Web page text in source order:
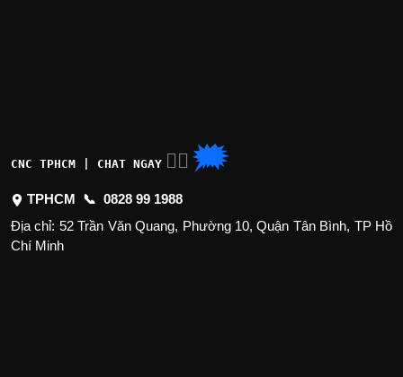
CNC TPHCM | CHAT NGAY 👉🏽 🗯
TPHCM 📞 0828 99 1988
Địa chỉ: 52 Trần Văn Quang, Phường 10, Quận Tân Bình, TP Hồ
Chí Minh